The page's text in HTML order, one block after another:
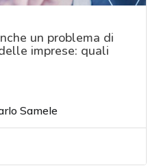
un problema di
imprese: quali
Samele